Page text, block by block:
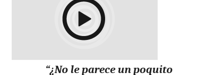
“¿No le parece un poquito